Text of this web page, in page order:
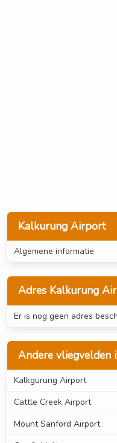
Kalkurung Airport
Algemene informatie
Adres Kalkurung
Er is nog geen adres
Andere vliegvelden
Kalkgurung Airport
Cattle Creek Airport
Mount Sanford Airport